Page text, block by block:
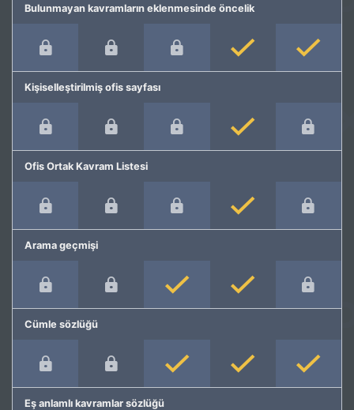
Bulunmayan kavramların eklenmesinde öncelik
Kişiselleştirilmiş ofis sayfası
Ofis Ortak Kavram Listesi
Arama geçmişi
Cümle sözlüğü
Eş anlamlı kavramlar sözlüğü